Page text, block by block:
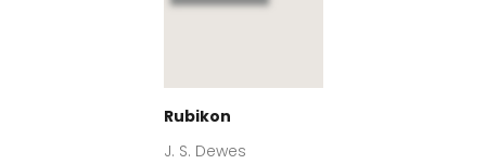
Rubikon
J. S. Dewes